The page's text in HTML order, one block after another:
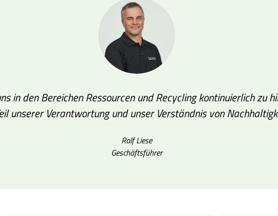
in den Bereichen Ressourcen und Recycling kontinuierlich zu
unserer Verantwortung und unser Verständnis von
Ralf Liese
Geschäftsführer